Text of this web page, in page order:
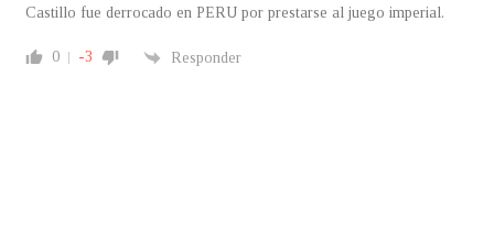
Castillo fue derrocado en PERU por prestarse al juego imperial.
0 -3 Responder